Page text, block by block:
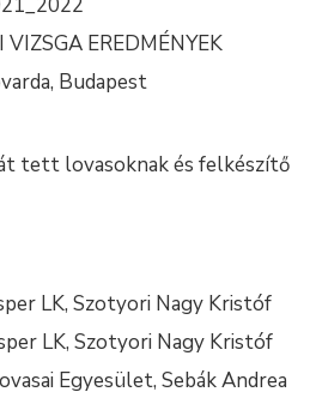
VIZSGA EREDMÉNYEK
Budapest
tett lovasoknak és felkészítő
LK, Szotyori Nagy Kristóf
LK, Szotyori Nagy Kristóf
Egyesület, Sebák Andrea